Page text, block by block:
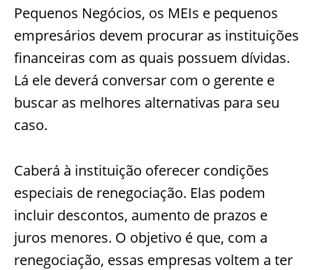
Pequenos Negócios, os MEIs e pequenos
empresários devem procurar as instituições
financeiras com as quais possuem dívidas.
Lá ele deverá conversar com o gerente e
buscar as melhores alternativas para seu
caso.
Caberá à instituição oferecer condições
especiais de renegociação. Elas podem
incluir descontos, aumento de prazos e
juros menores. O objetivo é que, com a
renegociação, essas empresas voltem a ter